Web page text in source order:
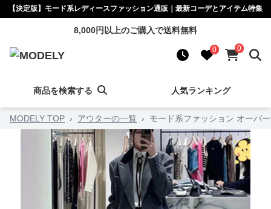
【決定版】モード系レディースファッション通販｜最新コーデとアイテム特集
8,000円以上のご購入で送料無料
0 0
商品を検索する 人気ランキング
MODELY TOP › アウターの一覧 › モード系ファッション オーバ